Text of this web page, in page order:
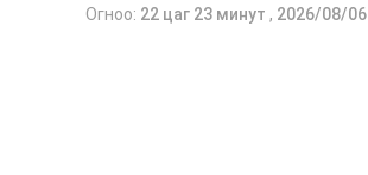
Огноо: 22 цаг 23 минут , 2026/08/06